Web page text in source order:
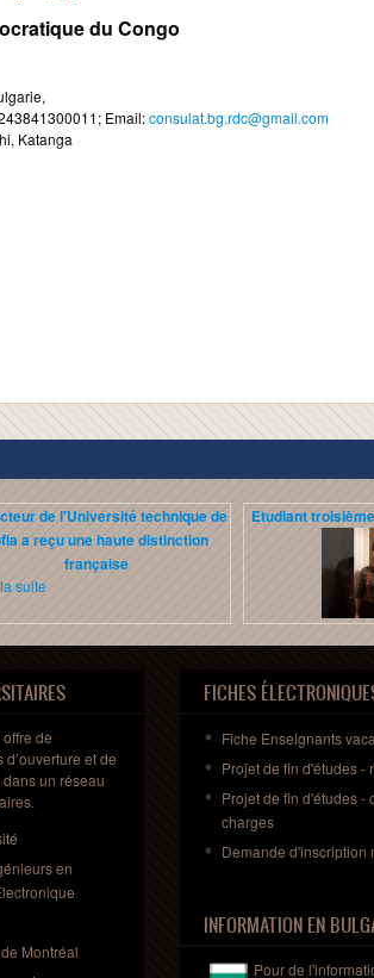
du Congo
Email:consulat.bg.rdc@gmail.com
Katanga
de l'Université technique de
a reçu une haute distinction
française
suite
Etudiant
de
et de
un réseau
en
Montréal
FICHES
Fiche Enseignants
Projetde fin d'études-
Projetde fin d'études-
charges
Demande d'inscription
INFORMATION EN
Pour de